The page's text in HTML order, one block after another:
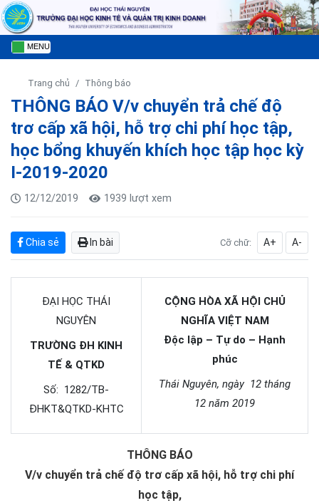
MENU
Trang chủ Thông báo
THÔNG BÁO V/v chuyển trả chế độ
trơ cấp xã hội, hỗ trợ chi phí học tập,
học bổng khuyến khích học tập học kỳ
I-2019-2020
12/12/2019 1939 lượt xem
Chia sẻ In bài Cỡ chữ: A+ A-
ĐẠI HỌC THÁI
NGUYÊN
TRƯỜNG ĐH KINH
TẾ & QTKD
Số: 1282/TB-
ĐHKT&QTKD-KHTC
CỘNG HÒA XÃ HỘI CHỦ
NGHĨA VIỆT NAM
Độc lập – Tự do – Hạnh
phúc
Thái Nguyên, ngày 12 tháng
12 năm 2019
THÔNG BÁO
V/v chuyển trả chế độ trơ cấp xã hội, hỗ trợ chi phí
học tập,